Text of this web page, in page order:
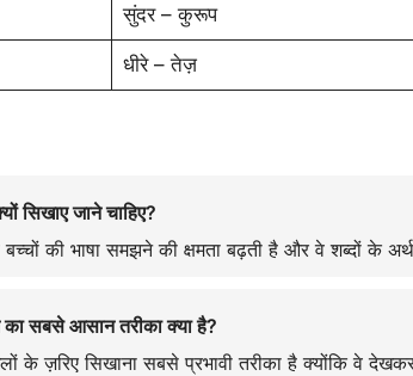
सुंदर – कुरूप
धीरे – तेज़
सिखाए जाने चाहिए?
की भाषा समझने की क्षमता बढ़ती है और वे शब्दों के
का सबसे आसान तरीका क्या है?
के ज़रिए सिखाना सबसे प्रभावी तरीका है क्योंकि वे